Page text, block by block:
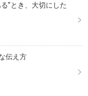
”とき、大切にした
伝え方